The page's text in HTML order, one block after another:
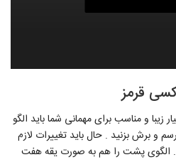
قرمز
و مناسب برای مهمانی شما باید الگو
و برش بزنید . حال باید تغییرات لازم
. الگوی پشت را هم به صورت یقه هفت